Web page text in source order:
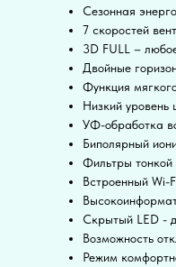
Сезонная
7 скоростей
3D FULL –
Двойные
Функция
Низкий
УФ-обработка
Биполярный
Фильтры тонкой
Встроенный Wi-
Скрытый LED -
Возможность
Режим